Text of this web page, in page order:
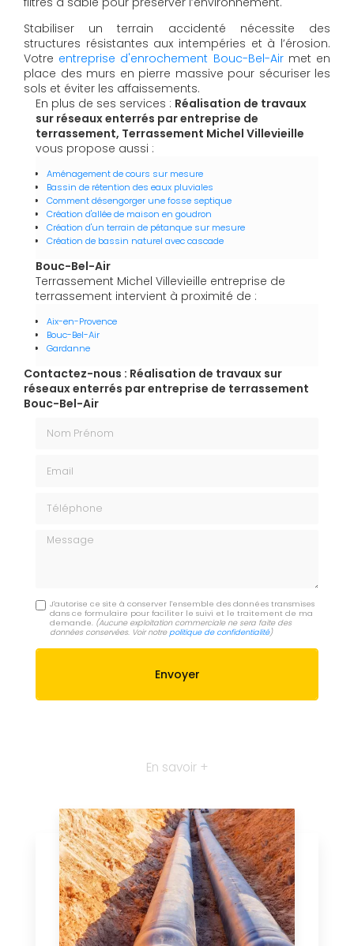
Stabiliser un terrain accidenté nécessite des
structures résistantes aux intempéries et à l’érosion.
Votre entreprise d'enrochement Bouc-Bel-Airmet en
place des murs en pierre massive pour sécuriser les
sols et éviter les affaissements.
En plus de ses services : Réalisation de travaux
sur réseaux enterrés par entreprise de
terrassement, Terrassement Michel Villevieille
vous propose aussi :
Aménagement de cours sur mesure
Bassin de rétention des eaux pluviales
Comment désengorger une fosse septique
Création d'allée de maison en goudron
Création d'un terrain de pétanque sur mesure
Création de bassin naturel avec cascade
Bouc-Bel-Air
Terrassement Michel Villevieille entreprise de
terrassement intervient à proximité de :
Aix-en-Provence
Bouc-Bel-Air
Gardanne
Contactez-nous : Réalisation de travaux sur
réseaux enterrés par entreprise de terrassement
Bouc-Bel-Air
Message
J'autorise ce site à conserver l'ensemble des données transmises
dans ce formulaire pour faciliter le suivi et le traitement de ma
demande. (Aucune exploitation commerciale ne sera faite des
données conservées. Voir notrepolitique de confidentialité)
En savoir +